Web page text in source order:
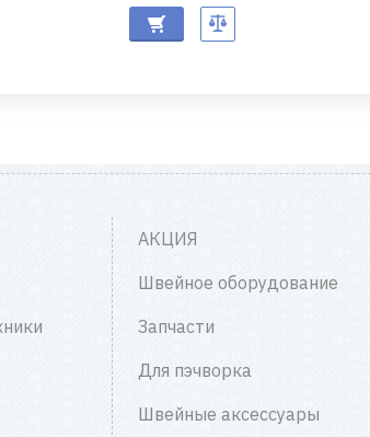
АКЦИЯ
Швейное оборудование
Запчасти
Для пэчворка
Швейные аксессуары